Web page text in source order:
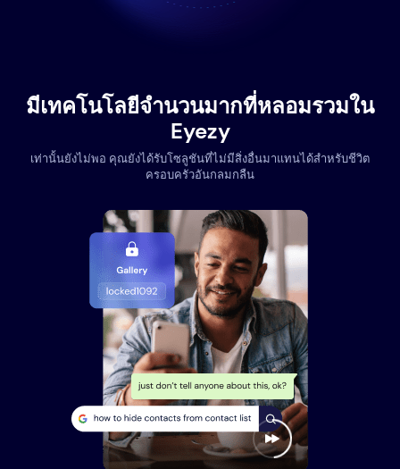
มีเทคโนโลยีจำนวนมากที่หลอมรวมใน
Eyezy
เท่านั้นยังไม่พอ คุณยังได้รับโซลูชันที่ไม่มีสิ่งอื่นมาแทนได้สำหรับชีวิต
ครอบครัวอันกลมกลืน